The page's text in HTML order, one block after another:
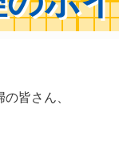
皆さん、